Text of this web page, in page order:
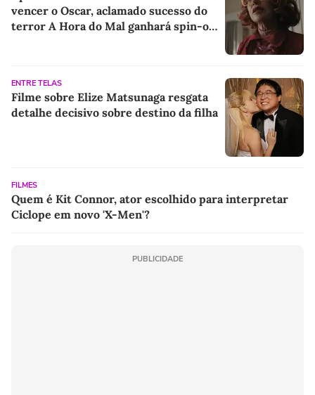
vencer o Oscar, aclamado sucesso do
terror A Hora do Mal ganhará spin-off
ENTRE TELAS
Filme sobre Elize Matsunaga resgata
detalhe decisivo sobre destino da filha
FILMES
Quem é Kit Connor, ator escolhido para interpretar
Ciclope em novo 'X-Men'?
PUBLICIDADE